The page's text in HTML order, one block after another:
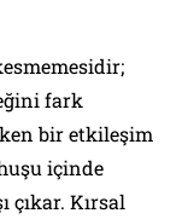
fark
bir etkileşim
içinde
Kırsal